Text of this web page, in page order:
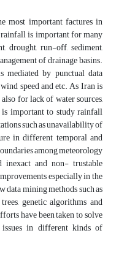
most important factures in
is important for many
drought, run-off, sediment,
of drainage basins.
by punctual data
speed and etc. As Iran is
for lack of water sources,
important to study rainfall
such as unavailability of
in different temporal and
among meteorology
inexact and non- trustable
especially in the
data mining methods such as
genetic algorithms and
have been taken to solve
in different kinds of